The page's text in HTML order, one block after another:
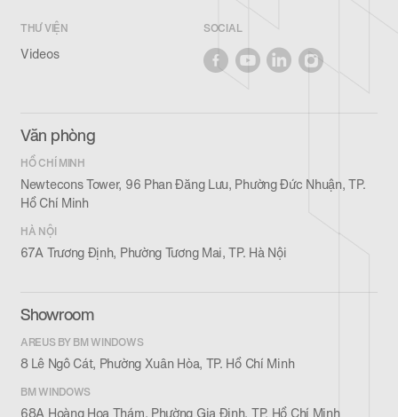
THƯ VIỆN
Videos
SOCIAL
Văn phòng
HỒ CHÍ MINH
Newtecons Tower, 96 Phan Đăng Lưu, Phường Đức Nhuận, TP.
Hồ Chí Minh
HÀ NỘI
67A Trương Định, Phường Tương Mai, TP. Hà Nội
Showroom
AREUS BY BM WINDOWS
8 Lê Ngô Cát, Phường Xuân Hòa, TP. Hồ Chí Minh
BM WINDOWS
68A Hoàng Hoa Thám, Phường Gia Định, TP. Hồ Chí Minh